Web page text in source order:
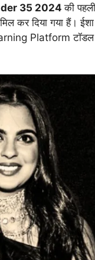
35 2024की
कर दिया गया हैं।
Platform